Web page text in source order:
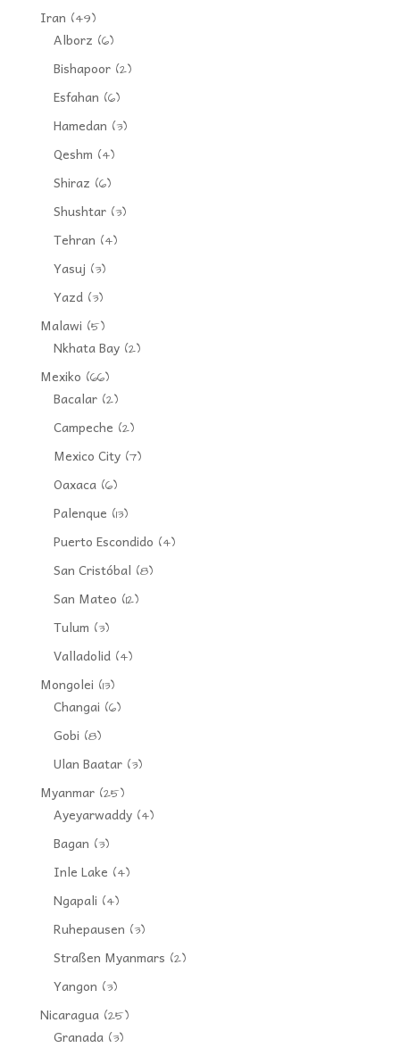
Iran (49)
Alborz (6)
Bishapoor(2)
Esfahan (6)
Hamedan (3)
Qeshm (4)
Shiraz (6)
Shushtar(3)
Tehran (4)
Yasuj (3)
Yazd(3)
Malawi (5)
Nkhata Bay(2)
Mexiko (66)
Bacalar(2)
Campeche (2)
Mexico City(7)
Oaxaca(6)
Palenque (13)
Puerto Escondido (4)
San Cristóbal (8)
San Mateo (12)
Tulum (3)
Valladolid(4)
Mongolei (13)
Changai (6)
Gobi (8)
Ulan Baatar(3)
Myanmar(25)
Ayeyarwaddy(4)
Bagan (3)
Inle Lake (4)
Ngapali (4)
Ruhepausen (3)
Straßen Myanmars (2)
Yangon (3)
Nicaragua(25)
Granada(3)